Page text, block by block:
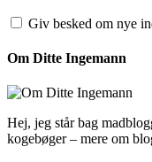
Giv besked om nye
Om Ditte Ingemann
Hej, jeg står bag
kogebøger – mere om